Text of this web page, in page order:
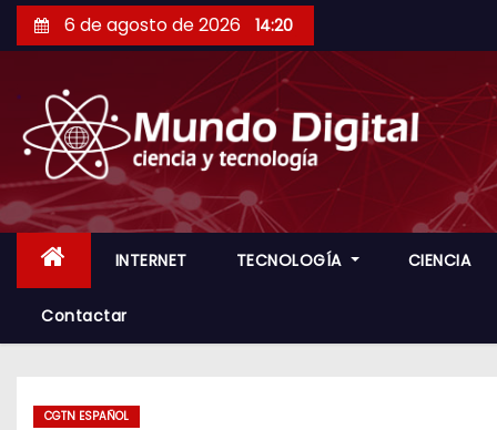
a
a
l
6 de agosto de 2026 14:20
INTERNET TECNOLOGÍA CIENCIA
Contactar
CGTN ESPAÑOL